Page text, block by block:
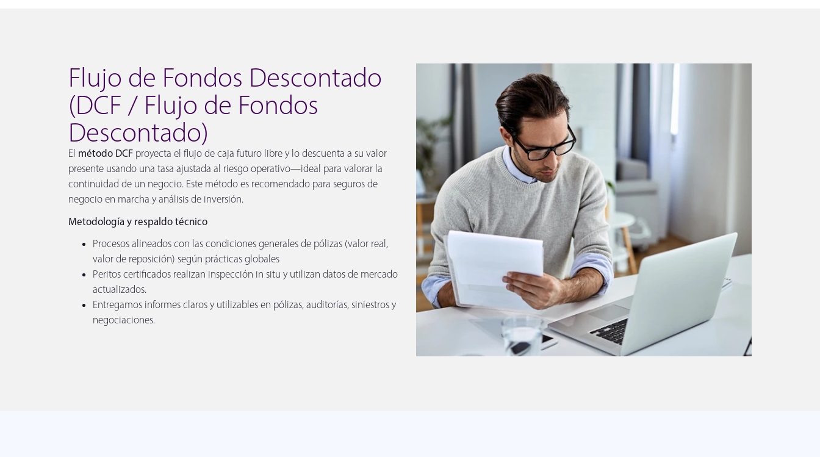
Flujo de Fondos Descontado
(DCF / Flujo de Fondos
Descontado)
El método DCF proyecta el flujo de caja futuro libre y lo descuenta a su valor
presente usando una tasa ajustada al riesgo operativo—ideal para valorar la
continuidad de un negocio. Este método es recomendado para seguros de
negocio en marcha y análisis de inversión.
Metodología y respaldo técnico
Procesos alineados con las condiciones generales de pólizas (valor real,
valor de reposición) según prácticas globales
Peritos certificados realizan inspección in situ y utilizan datos de mercado
actualizados.
Entregamos informes claros y utilizables en pólizas, auditorías, siniestros y
negociaciones.